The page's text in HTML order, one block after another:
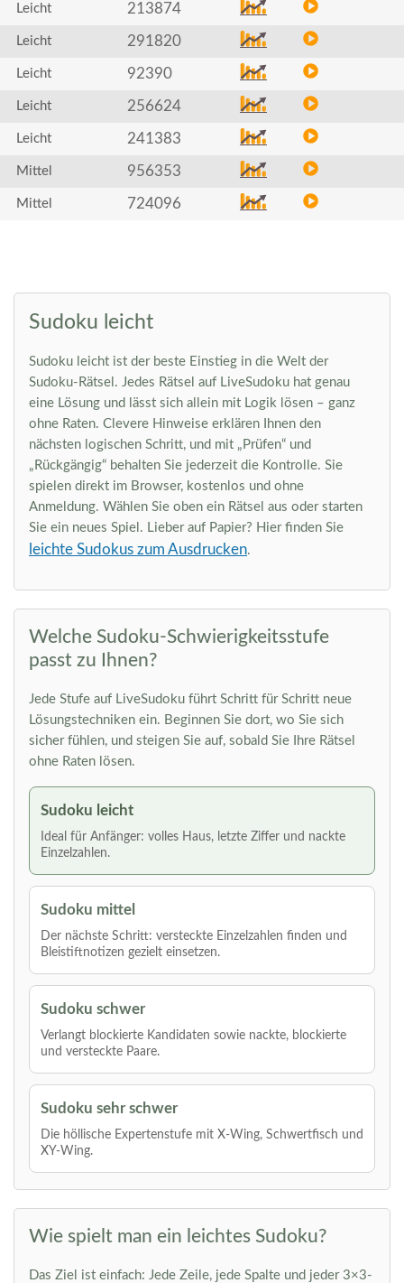
Leicht 213874
Leicht 291820
Leicht 92390
Leicht 256624
Leicht 241383
Mittel 956353
Mittel 724096
Sudoku leicht
Sudoku leicht ist der beste Einstieg in die Welt der
Sudoku-Rätsel. Jedes Rätsel auf LiveSudoku hat genau
eine Lösung und lässt sich allein mit Logik lösen – ganz
ohne Raten. Clevere Hinweise erklären Ihnen den
nächsten logischen Schritt, und mit „Prüfen“ und
„Rückgängig“ behalten Sie jederzeit die Kontrolle. Sie
spielen direkt im Browser, kostenlos und ohne
Anmeldung. Wählen Sie oben ein Rätsel aus oder starten
Sie ein neues Spiel. Lieber auf Papier? Hier finden Sie
leichte Sudokus zum Ausdrucken.
Welche Sudoku-Schwierigkeitsstufe
passt zu Ihnen?
Jede Stufe auf LiveSudoku führt Schritt für Schritt neue
Lösungstechniken ein. Beginnen Sie dort, wo Sie sich
sicher fühlen, und steigen Sie auf, sobald Sie Ihre Rätsel
ohne Raten lösen.
Sudoku leicht
Ideal für Anfänger: volles Haus, letzte Ziffer und nackte
Einzelzahlen.
Sudoku mittel
Der nächste Schritt: versteckte Einzelzahlen finden und
Bleistiftnotizen gezielt einsetzen.
Sudoku schwer
Verlangt blockierte Kandidaten sowie nackte, blockierte
und versteckte Paare.
Sudoku sehr schwer
Die höllische Expertenstufe mit X-Wing, Schwertfisch und
XY-Wing.
Wie spielt man ein leichtes Sudoku?
Das Ziel ist einfach: Jede Zeile, jede Spalte und jeder 3×3-